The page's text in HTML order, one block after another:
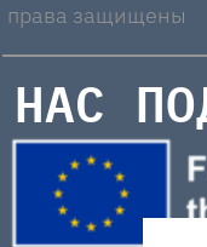
права защищены
НАС